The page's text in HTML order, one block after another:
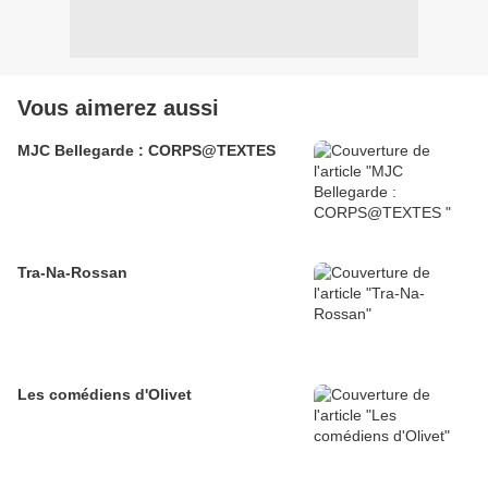
Vous aimerez aussi
MJC Bellegarde : CORPS@TEXTES
Tra-Na-Rossan
Les comédiens d'Olivet